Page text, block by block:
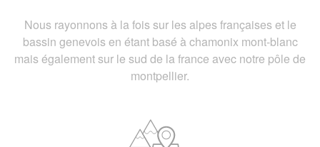
Nous rayonnons à la fois sur les alpes françaises et le
bassin genevois en étant basé à chamonix mont-blanc
mais également sur le sud de la france avec notre pôle de
montpellier.